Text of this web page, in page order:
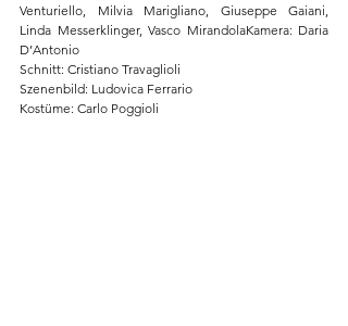
Venturiello, Milvia Marigliano, Giuseppe Gaiani,
Linda Messerklinger, Vasco MirandolaKamera: Daria
D’Antonio
Schnitt: Cristiano Travaglioli
Szenenbild: Ludovica Ferrario
Kostüme: Carlo Poggioli